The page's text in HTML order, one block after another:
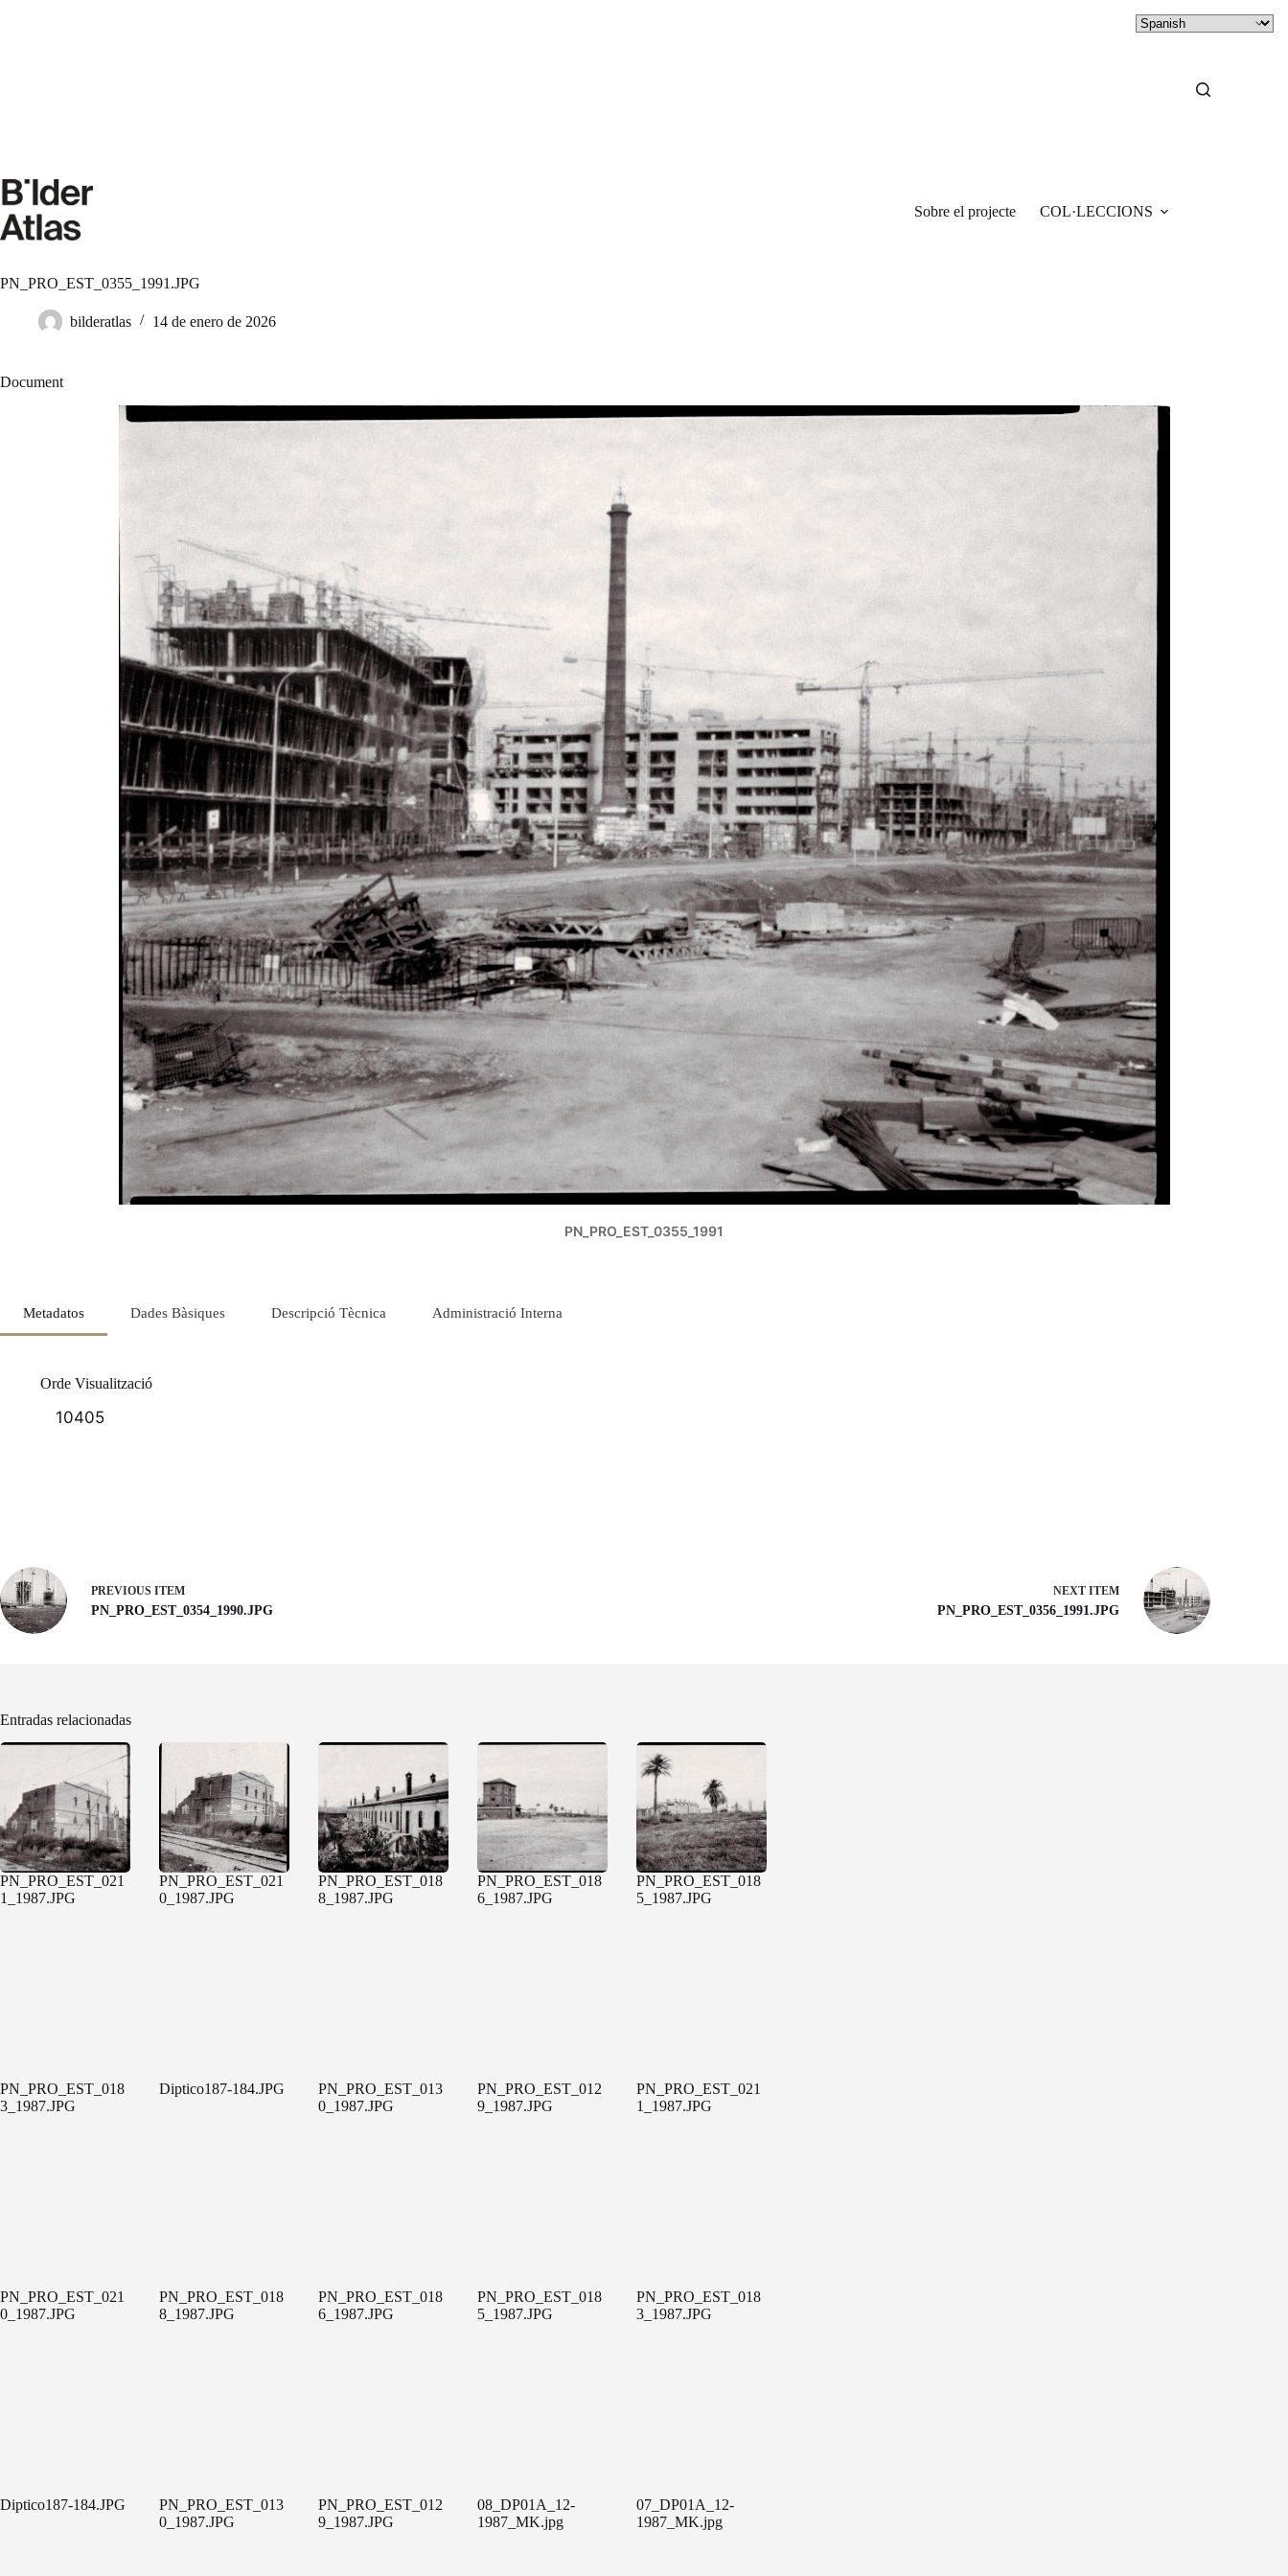
Sobre el projecte COL·LECCIONS
PN_PRO_EST_0355_1991.JPG
bilderatlas 14 de enero de 2026
Document
PN_PRO_EST_0355_1991
Metadatos
Orde Visualització
10405
Dades Bàsiques Descripció Tècnica Administració Interna
PREVIOUS ITEM
PN_PRO_EST_0354_1990.JPG
NEXT ITEM
PN_PRO_EST_0356_1991.JPG
Entradas relacionadas
PN_PRO_EST_021
1_1987.JPG
PN_PRO_EST_021
0_1987.JPG
PN_PRO_EST_018
8_1987.JPG
PN_PRO_EST_018
6_1987.JPG
PN_PRO_EST_018
5_1987.JPG
PN_PRO_EST_018
3_1987.JPG
Diptico187-184.JPG
PN_PRO_EST_013
0_1987.JPG
PN_PRO_EST_012
9_1987.JPG
PN_PRO_EST_021
1_1987.JPG
PN_PRO_EST_021
0_1987.JPG
PN_PRO_EST_018
8_1987.JPG
PN_PRO_EST_018
6_1987.JPG
PN_PRO_EST_018
5_1987.JPG
PN_PRO_EST_018
3_1987.JPG
Diptico187-184.JPG
PN_PRO_EST_013
0_1987.JPG
PN_PRO_EST_012
9_1987.JPG
08_DP01A_12-
1987_MK.jpg
07_DP01A_12-
1987_MK.jpg